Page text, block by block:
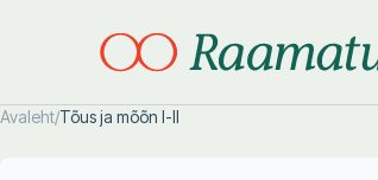
Avaleht/Tõus ja mõõn I-II